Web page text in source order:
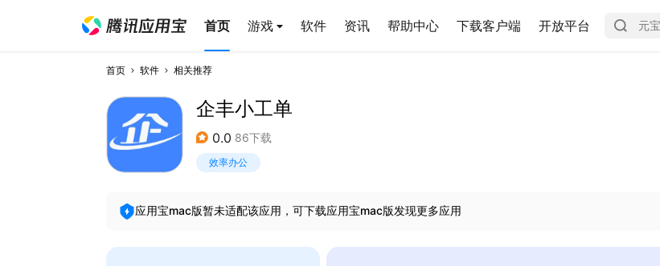
首页 游戏 软件 资讯 帮助中心 下载客户端 开放平台
首页 软件 相关推荐
企丰小工单
0.0 86下载
效率办公
应用宝mac版暂未适配该应用，可下载应用宝mac版发现更多应用